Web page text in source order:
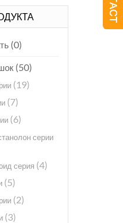
(0)
(50)
(19)
(7)
(6)
серии
серия (4)
(5)
(2)
(3)